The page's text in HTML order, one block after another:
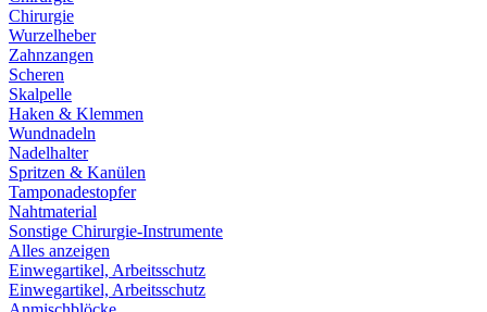
Chirurgie
Wurzelheber
Zahnzangen
Scheren
Skalpelle
Haken & Klemmen
Wundnadeln
Nadelhalter
Spritzen & Kanülen
Tamponadestopfer
Nahtmaterial
Sonstige Chirurgie-Instrumente
Alles anzeigen
Einwegartikel, Arbeitsschutz
Einwegartikel, Arbeitsschutz